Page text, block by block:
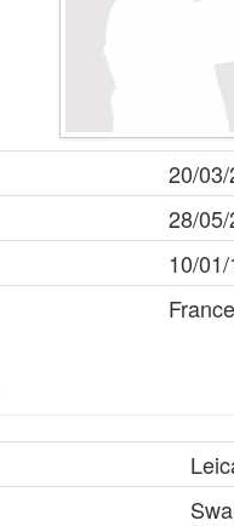
20/
28/
10/
France